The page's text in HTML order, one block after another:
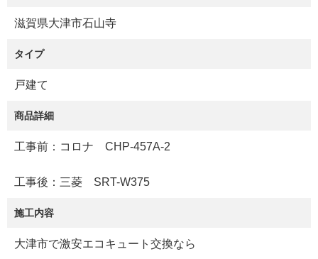
滋賀県大津市石山寺
タイプ
戸建て
商品詳細
工事前：コロナ CHP-457A-2
工事後：三菱 SRT-W375
施工内容
大津市で激安エコキュート交換なら